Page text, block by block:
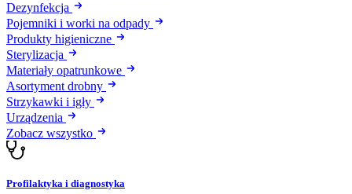
Dezynfekcja
Pojemniki i worki na odpady
Produkty higieniczne
Sterylizacja
Materiały opatrunkowe
Asortyment drobny
Strzykawki i igły
Urządzenia
Zobacz wszystko
Profilaktyka i diagnostyka